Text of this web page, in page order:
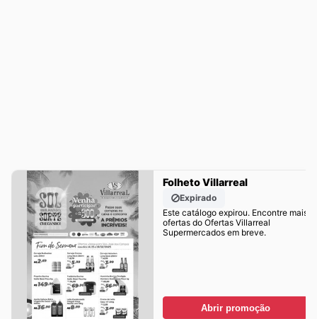
Folheto Villarreal
Expirado
Este catálogo expirou. Encontre mais
ofertas do Ofertas Villarreal
Supermercados em breve.
Abrir promoção